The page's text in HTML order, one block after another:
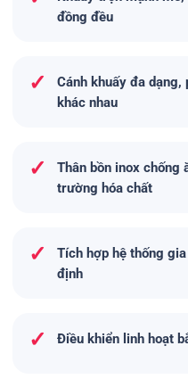
đồng đều
✓
Cánh khuấy đa dạng,
khác nhau
✓
Thân bồn inox chống
trường hóa chất
✓
Tích hợp hệ thống
định
✓ Điều khiển linh hoạt